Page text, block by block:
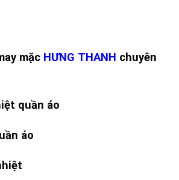
mặc HƯNG THANH chuyên
quần áo
áo